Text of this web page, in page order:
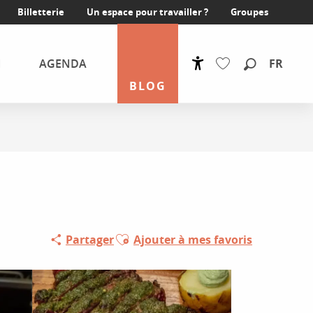
BLOG
FR
Billetterie Un espace pour travailler ? Groupes
AGENDA
PartagerAjouter aux favoris
Ajouter à mes favoris